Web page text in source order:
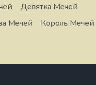
Девятка Мечей
Мечей Король Мечей